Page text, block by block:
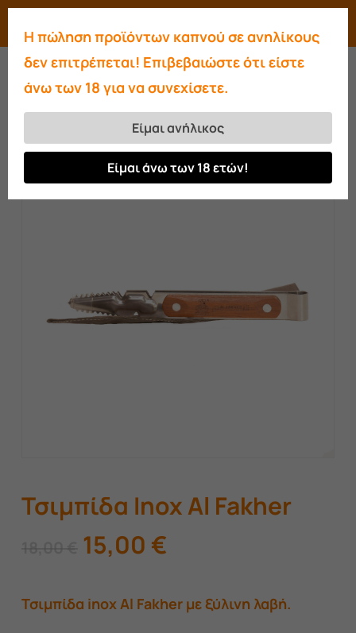
Skip
main
content
searchaccount
Αρχική σελίδα Αξεσουάρ
Τσιμπίδα inox Al Fakher
Τσιμπίδα Inox Al Fakher
18,00 € Original
price
was:
18,00 €.
15,00 €Η
τιμή
είναι:
Τσιμπίδα inox Al Fakher με ξύλινη λαβή.
Close
Η πώληση προϊόντων καπνού σε ανηλίκους
δεν επιτρέπεται! Επιβεβαιώστε ότι είστε
άνω των 18 για να συνεχίσετε.
Είμαι ανήλικος
Είμαι άνω των 18 ετών!